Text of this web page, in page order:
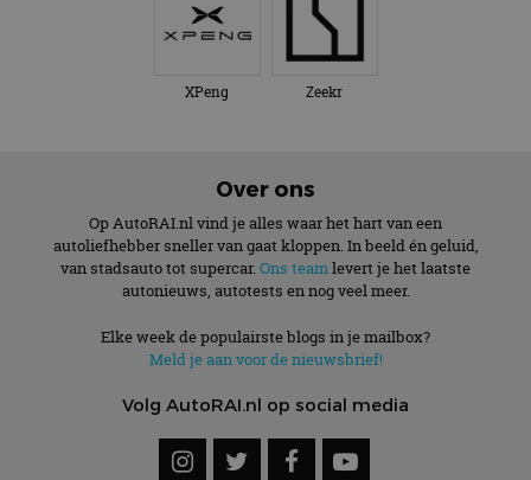
XPeng Zeekr
Over ons
Op AutoRAI.nl vind je alles waar het hart van een
autoliefhebber sneller van gaat kloppen. In beeld én geluid,
van stadsauto tot supercar. Ons teamlevert je het laatste
autonieuws, autotests en nog veel meer.
Elke week de populairste blogs in je mailbox?
Meld je aan voor de nieuwsbrief!
Volg AutoRAI.nl op social media